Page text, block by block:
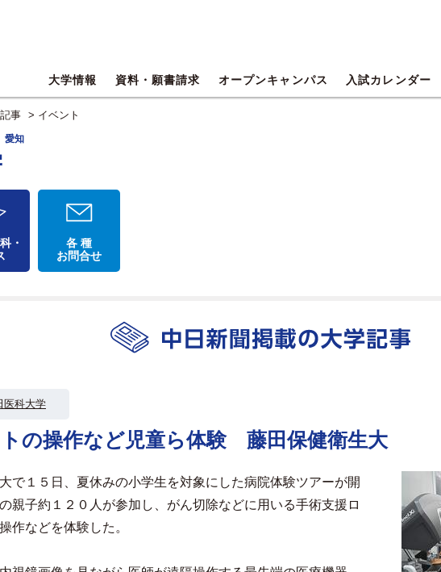
大学情報 資料・願書請求 オープンキャンパス 入試カレンダー
事 > イベント
愛知
・
各 種
お問合せ
医科大学
の操作など児童ら体験 藤田保健衛生大
で１５日、夏休みの小学生を対象にした病院体験ツアーが開
親子約１２０人が参加し、がん切除などに用いる手術支援ロ
作などを体験した。